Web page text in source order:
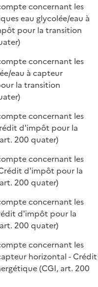
concernant les
eau glycolée/eau à
pour la transition
concernant les
eau à capteur
la transition
concernant les
d'impôt pour la
200 quater)
concernant les
d'impôt pour la
200 quater)
concernant les
d'impôt pour la
200 quater)
concernant les
horizontal - Crédit
(CGI, art. 200